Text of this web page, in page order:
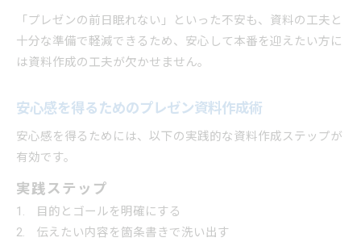
「プレゼンの前日眠れない」といった不安も、資料の工夫と
十分な準備で軽減できるため、安心して本番を迎えたい方に
は資料作成の工夫が欠かせません。
安心感を得るためのプレゼン資料作成術
安心感を得るためには、以下の実践的な資料作成ステップが
有効です。
実践ステップ
目的とゴールを明確にする
伝えたい内容を箇条書きで洗い出す